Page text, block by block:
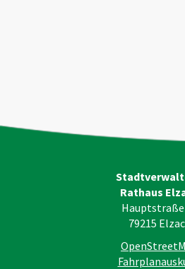
Rathaus
Hauptstraße
79215